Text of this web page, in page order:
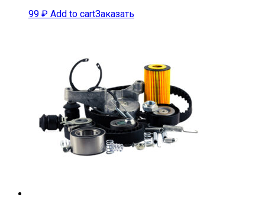
99 ₽ Add to cartЗаказать